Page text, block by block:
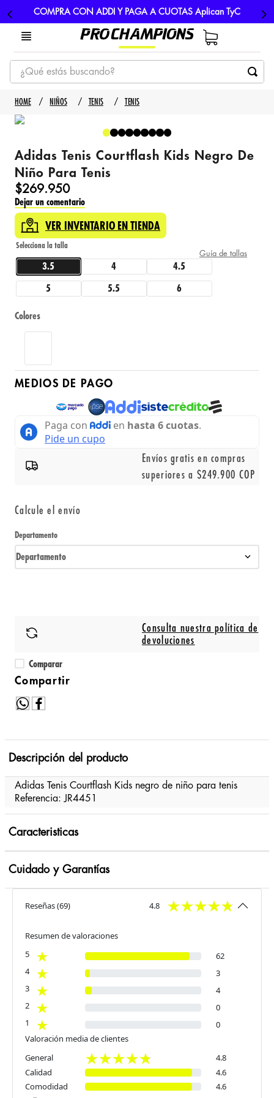
COMPRA CON ADDI Y PAGA A CUOTAS Aplican TyC
¿Qué estás buscando?
TÉRMINOS MÁS BUSCADOS
1
3. nike
4. guayos
5. gorras
NIÑOS TENIS TENIS
Adidas Tenis Courtflash Kids Negro De
Niño Para Tenis
$269.950
Dejar un comentario
VER INVENTARIO EN TIENDA
Guía de tallas
3.5 4 4.5
5 5.5 6
Colores
MEDIOS DE PAGO
Envíos gratis en compras
superiores a $249.900 COP
Calcule el envío
Departamento
Departamento
Consulta nuestra política de
devoluciones
Comparar
Descripción del producto
Adidas Tenis Courtflash Kids negro de niño para tenis
Referencia: JR4451
Caracteristicas
Cuidado y Garantías
Reseñas(69) 4.8
Resumen de valoraciones
5
62
4
3
3
4
2
0
1
0
Valoración media de clientes
General
4.8
Calidad
4.6
Comodidad
4.6